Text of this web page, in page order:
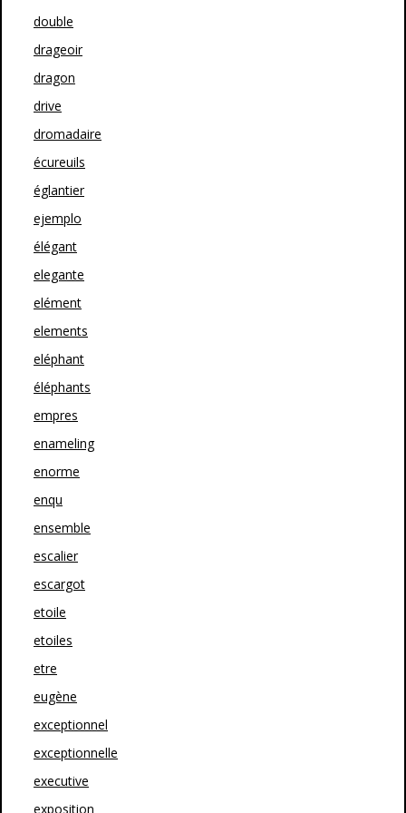
double
drageoir
dragon
drive
dromadaire
écureuils
églantier
ejemplo
élégant
elegante
elément
elements
eléphant
éléphants
empres
enameling
enorme
enqu
ensemble
escalier
escargot
etoile
etoiles
etre
eugène
exceptionnel
exceptionnelle
executive
exposition